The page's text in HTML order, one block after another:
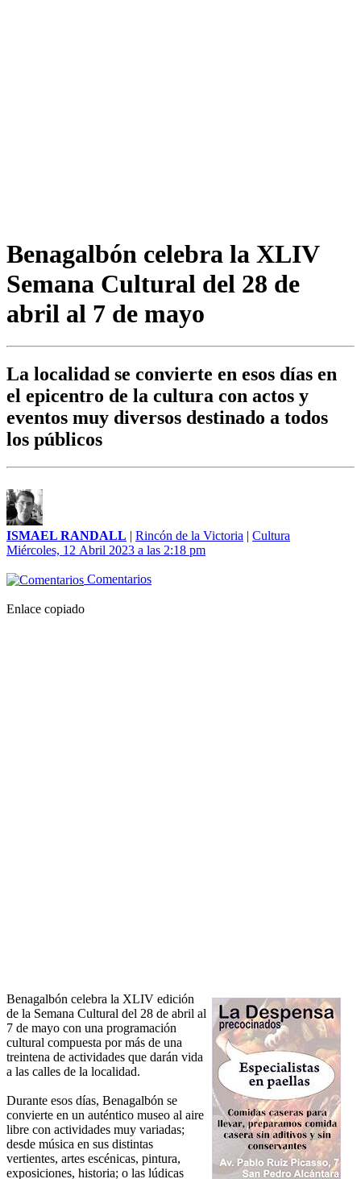
Benagalbón celebra la XLIV
Semana Cultural del 28 de
abril al 7 de mayo
La localidad se convierte en esos días en
el epicentro de la cultura con actos y
eventos muy diversos destinado a todos
los públicos
ISMAEL RANDALL | Rincón de la Victoria | Cultura
Miércoles, 12 Abril 2023 a las 2:18 pm
Comentarios
Enlace copiado
Benagalbón celebra la XLIV edición
de la Semana Cultural del 28 de abril al
7 de mayo con una programación
cultural compuesta por más de una
treintena de actividades que darán vida
a las calles de la localidad.
Durante esos días, Benagalbón se
convierte en un auténtico museo al aire
libre con actividades muy variadas;
desde música en sus distintas
vertientes, artes escénicas, pintura,
exposiciones, historia; o las lúdicas